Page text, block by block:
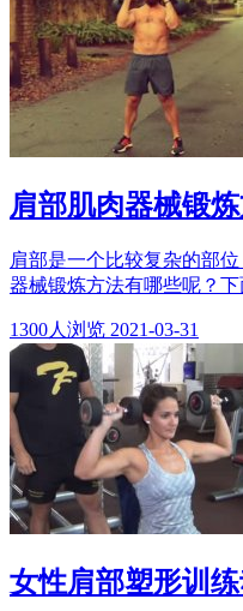
肩部肌肉器械锻
肩部是一个比较复杂的部
器械锻炼方法有哪些呢？
1300人浏览 2021-03-31
女性肩部塑形训